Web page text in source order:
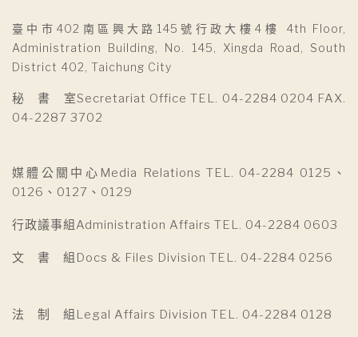
臺中市402南區興大路145號行政大樓4樓 4th Floor,
Administration Building, No. 145, Xingda Road, South
District 402, Taichung City
秘 書 室Secretariat Office TEL. 04-2284 0204 FAX.
04-2287 3702
媒體公關中心Media Relations TEL. 04-2284 0125、
0126、0127、0129
行政議事組Administration Affairs TEL. 04-2284 0603
文 書 組Docs & Files Division TEL. 04-2284 0256
法 制 組Legal Affairs Division TEL. 04-2284 0128